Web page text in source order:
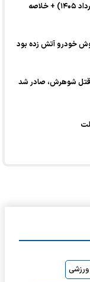
فیلم‌های سینمایی آخر هفته تلویزیون (۱۵ و ۱۶ مرداد ۱۴۰۵) + خلاصه
خودرو آتش زده بود
قتل شوهرش، صادر شد